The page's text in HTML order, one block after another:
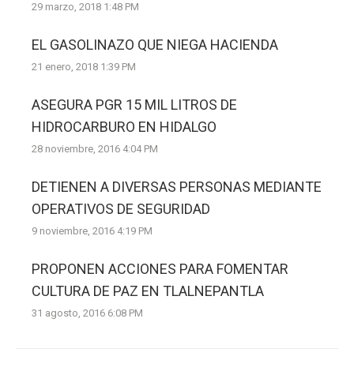
29 marzo, 2018 1:48 PM
EL GASOLINAZO QUE NIEGA HACIENDA
21 enero, 2018 1:39 PM
ASEGURA PGR 15 MIL LITROS DE
HIDROCARBURO EN HIDALGO
28 noviembre, 2016 4:04 PM
DETIENEN A DIVERSAS PERSONAS MEDIANTE
OPERATIVOS DE SEGURIDAD
9 noviembre, 2016 4:19 PM
PROPONEN ACCIONES PARA FOMENTAR
CULTURA DE PAZ EN TLALNEPANTLA
31 agosto, 2016 6:08 PM